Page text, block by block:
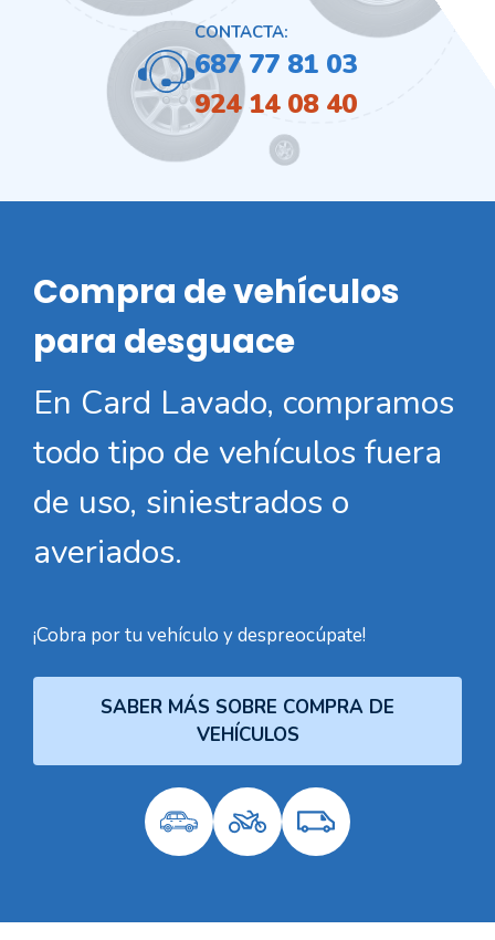
CONTACTA:
687 77 81 03
924 14 08 40
Compra de vehículos
para desguace
En Card Lavado, compramos
todo tipo de vehículos fuera
de uso, siniestrados o
averiados.
¡Cobra por tu vehículo y despreocúpate!
SABER MÁS SOBRE COMPRA DE
VEHÍCULOS